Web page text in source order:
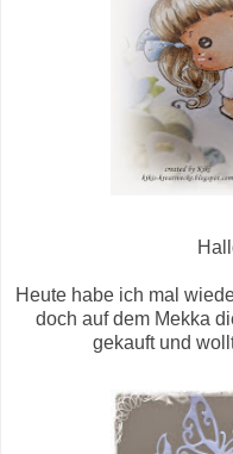
Heute habe ich mal
doch auf dem Mekka
gekauft und